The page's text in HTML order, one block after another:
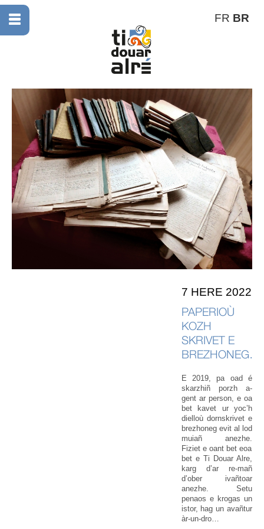
FR BR
7 HERE 2022
PAPERIOÙ
KOZH
SKRIVET E
BREZHONEG…
E 2019, pa oad é
skarzhiñ porzh a-
gent ar person, e oa
bet kavet ur yoc’h
dielloù dornskrivet e
brezhoneg evit al lod
muiañ anezhe.
Fiziet e oant bet eoa
bet e Ti Douar Alre,
karg d’ar re-mañ
d’ober ivañtoar
anezhe. Setu
penaos e krogas un
istor, hag un avañtur
àr-un-dro…